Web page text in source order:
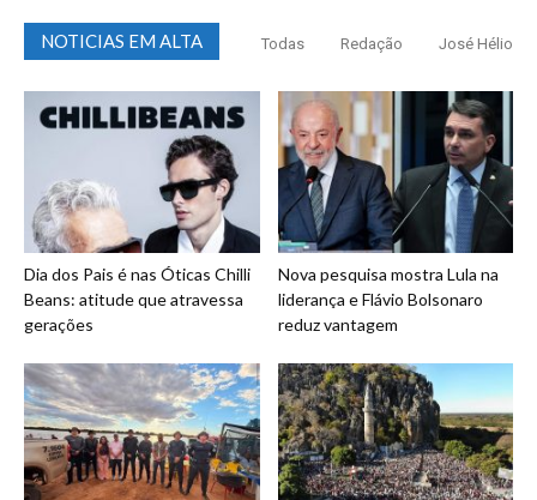
NOTICIAS EM ALTA Todas Redação José Hélio
Dia dos Pais é nas Óticas Chilli
Beans: atitude que atravessa
gerações
Nova pesquisa mostra Lula na
liderança e Flávio Bolsonaro
reduz vantagem